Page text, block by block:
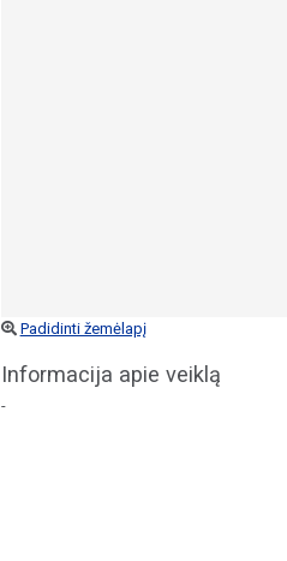
Padidinti žemėlapį
Informacija apie veiklą
-